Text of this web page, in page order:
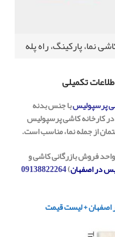
نما، پارکینگ، راه پله
تکمیلی
پرسپولیسبا جنس بدنه
در کارخانهکاشی پرسپولیس
از جمله نما، مناسب است.
فروش بازرگانی کاشی و
در اصفهان)
09138822264
اصفهان + لیست قیمت